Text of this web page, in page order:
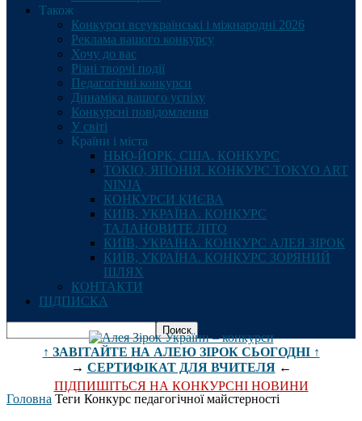
Також
Конкурси всеукраїнські і міжнародні 2026
Реклама вашого конкурсу
Хочу до вас
Різні творчі події
Педагогічні конкурси
Динаміка вашого успіху
Конкурсні повідомлення
У світі
Країни і міста
НЬЮ-ЙОРК, США. КОНКУРС
ТОКІО, ЯПОНІЯ. КОНКУРС TOKYO ART
NINJA
КОНКУРСИ КИЄВА
КИЇВ, УКРАЇНА. КОНКУРС
ТАЛАНОВИТЕ ЛІТО
КИЇВ, УКРАЇНА. КОНКУРС АЛЕЯ ЗІРОК
КИЇВ, УКРАЇНА. КОНКУРС ЗОРЯНИЙ
ШЛЯХ
КОНТАКТИ
ПІДПИСКА
↑ ЗАВІТАЙТЕ НА АЛЕЮ ЗІРОК СЬОГОДНІ ↑
→ СЕРТИФІКАТ ДЛЯ ВЧИТЕЛЯ←
ПІДПИШІТЬСЯ НА КОНКУРСНІ НОВИНИ
Головна Теги Конкурс педагогічної майстерності